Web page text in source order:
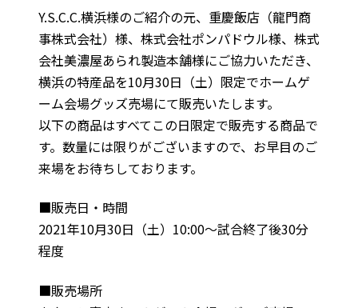
Y.S.C.C.横浜様のご紹介の元、重慶飯店（龍門商
事株式会社）様、株式会社ポンパドウル様、株式
会社美濃屋あられ製造本舗様にご協力いただき、
横浜の特産品を10月30日（土）限定でホームゲ
ーム会場グッズ売場にて販売いたします。
以下の商品はすべてこの日限定で販売する商品で
す。数量には限りがございますので、お早目のご
来場をお待ちしております。
■販売日・時間
2021年10月30日（土）10:00～試合終了後30分
程度
■販売場所